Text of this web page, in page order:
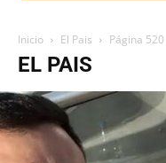
Inicio El Pais Página 520
EL PAIS